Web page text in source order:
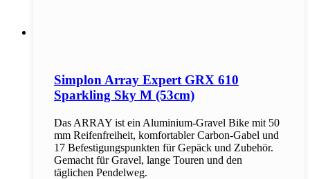
Simplon Array Expert GRX 610
Sparkling Sky M (53cm)
Das ARRAY ist ein Aluminium-Gravel Bike mit 50
mm Reifenfreiheit, komfortabler Carbon-Gabel und
17 Befestigungspunkten für Gepäck und Zubehör.
Gemacht für Gravel, lange Touren und den
täglichen Pendelweg.